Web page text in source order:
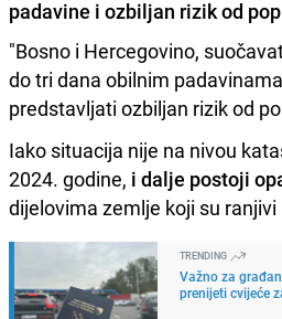
padavine i ozbiljan rizik od
"Bosno i Hercegovino,
do tri dana obilnim
predstavljati ozbiljan rizik od
Iako situacija nije na nivou
2024. godine, i dalje postoji
dijelovima zemlje koji su
TRENDING
Važno za
prenijeti cvijeće